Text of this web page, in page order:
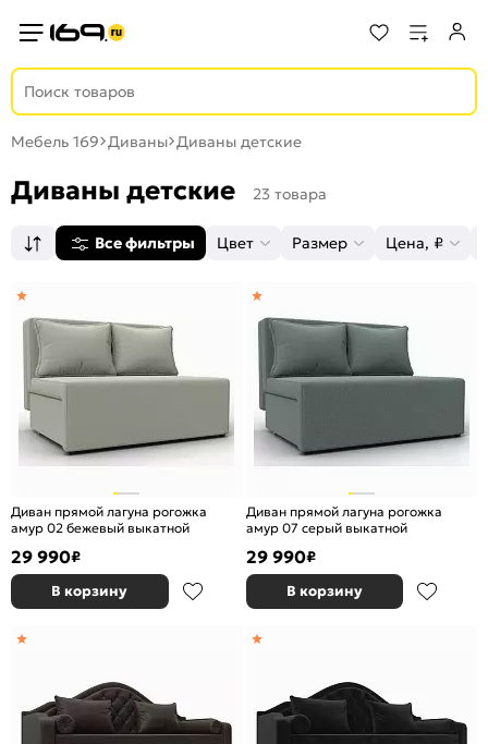
Мебель 169 Диваны Диваны детские
Диваны детские 23 товара
Все фильтры Цвет Размер Цена, ₽
Диван прямой лагуна рогожка
амур 02 бежевый выкатной
29 990₽
В корзину
Диван прямой лагуна рогожка
амур 07 серый выкатной
29 990₽
В корзину